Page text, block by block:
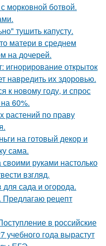
морковной ботвой.
тушить капусту.
матери в среднем
на дочерей.
игнорирование открыток
навредить их здоровью.
к новому году, и спрос
60%.
растений по праву
на готовый декор и
сама.
руками настолько
взгляд.
сада и огорода.
рецепт
в российские
учебного года вырастут